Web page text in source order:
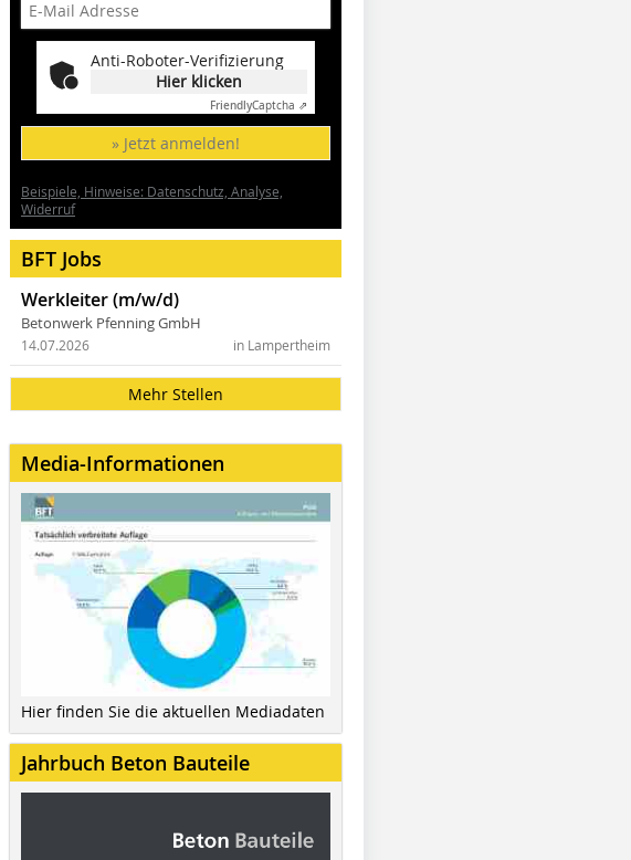
Anti-Roboter-Verifizierung
Hier klicken
FriendlyCaptcha ⇗
» Jetzt anmelden!
Beispiele, Hinweise: Datenschutz, Analyse,
Widerruf
BFT Jobs
Werkleiter (m/w/d)
Betonwerk Pfenning GmbH
in Lampertheim
14.07.2026
Mehr Stellen
Media-Informationen
Hier finden Sie die aktuellen Mediadaten
Jahrbuch Beton Bauteile